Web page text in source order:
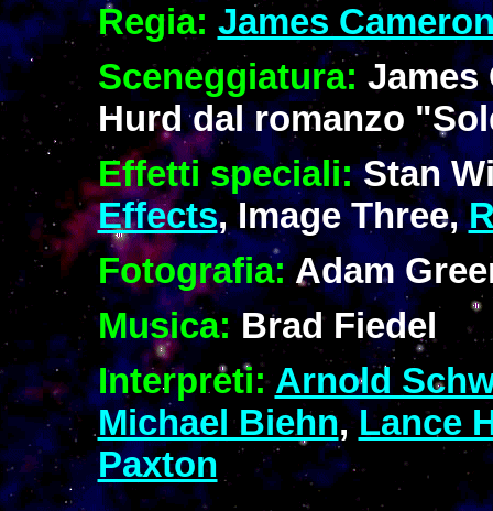
Regia: James
Sceneggiatura: James
Hurd dal romanzo
Effetti speciali:Stan
Effects, Image Three,
Fotografia:Adam
Musica:Brad Fiedel
Interpreti:Arnold
Michael Biehn,Lance
Paxton